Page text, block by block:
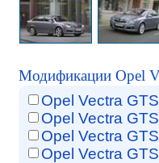
Модификации Opel
Opel Vectra
Opel Vectra
Opel Vectra
Opel Vectra